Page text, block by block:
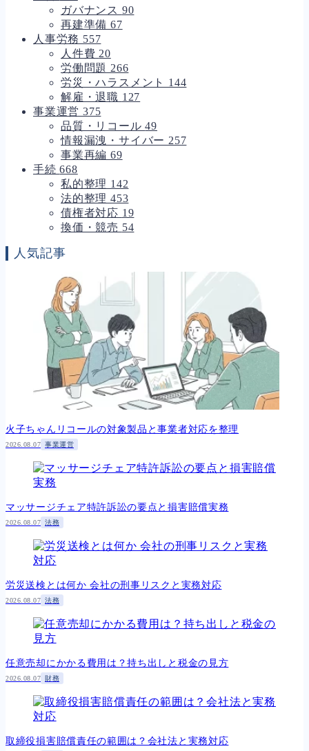
ガバナンス 90
再建準備 67
人事労務 557
人件費 20
労働問題 266
労災・ハラスメント 144
解雇・退職 127
事業運営 375
品質・リコール49
情報漏洩・サイバー 257
事業再編 69
手続668
私的整理 142
法的整理 453
債権者対応 19
換価・競売 54
人気記事
火子ちゃんリコールの対象製品と事業者対応を整理
2026.08.07 事業運営
マッサージチェア特許訴訟の要点と損害賠償実務
2026.08.07 法務
労災送検とは何か 会社の刑事リスクと実務対応
2026.08.07 法務
任意売却にかかる費用は？持ち出しと税金の見方
2026.08.07 財務
取締役損害賠償責任の範囲は？会社法と実務対応